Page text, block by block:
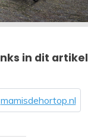
in dit artikel
mamisdehortop.nl